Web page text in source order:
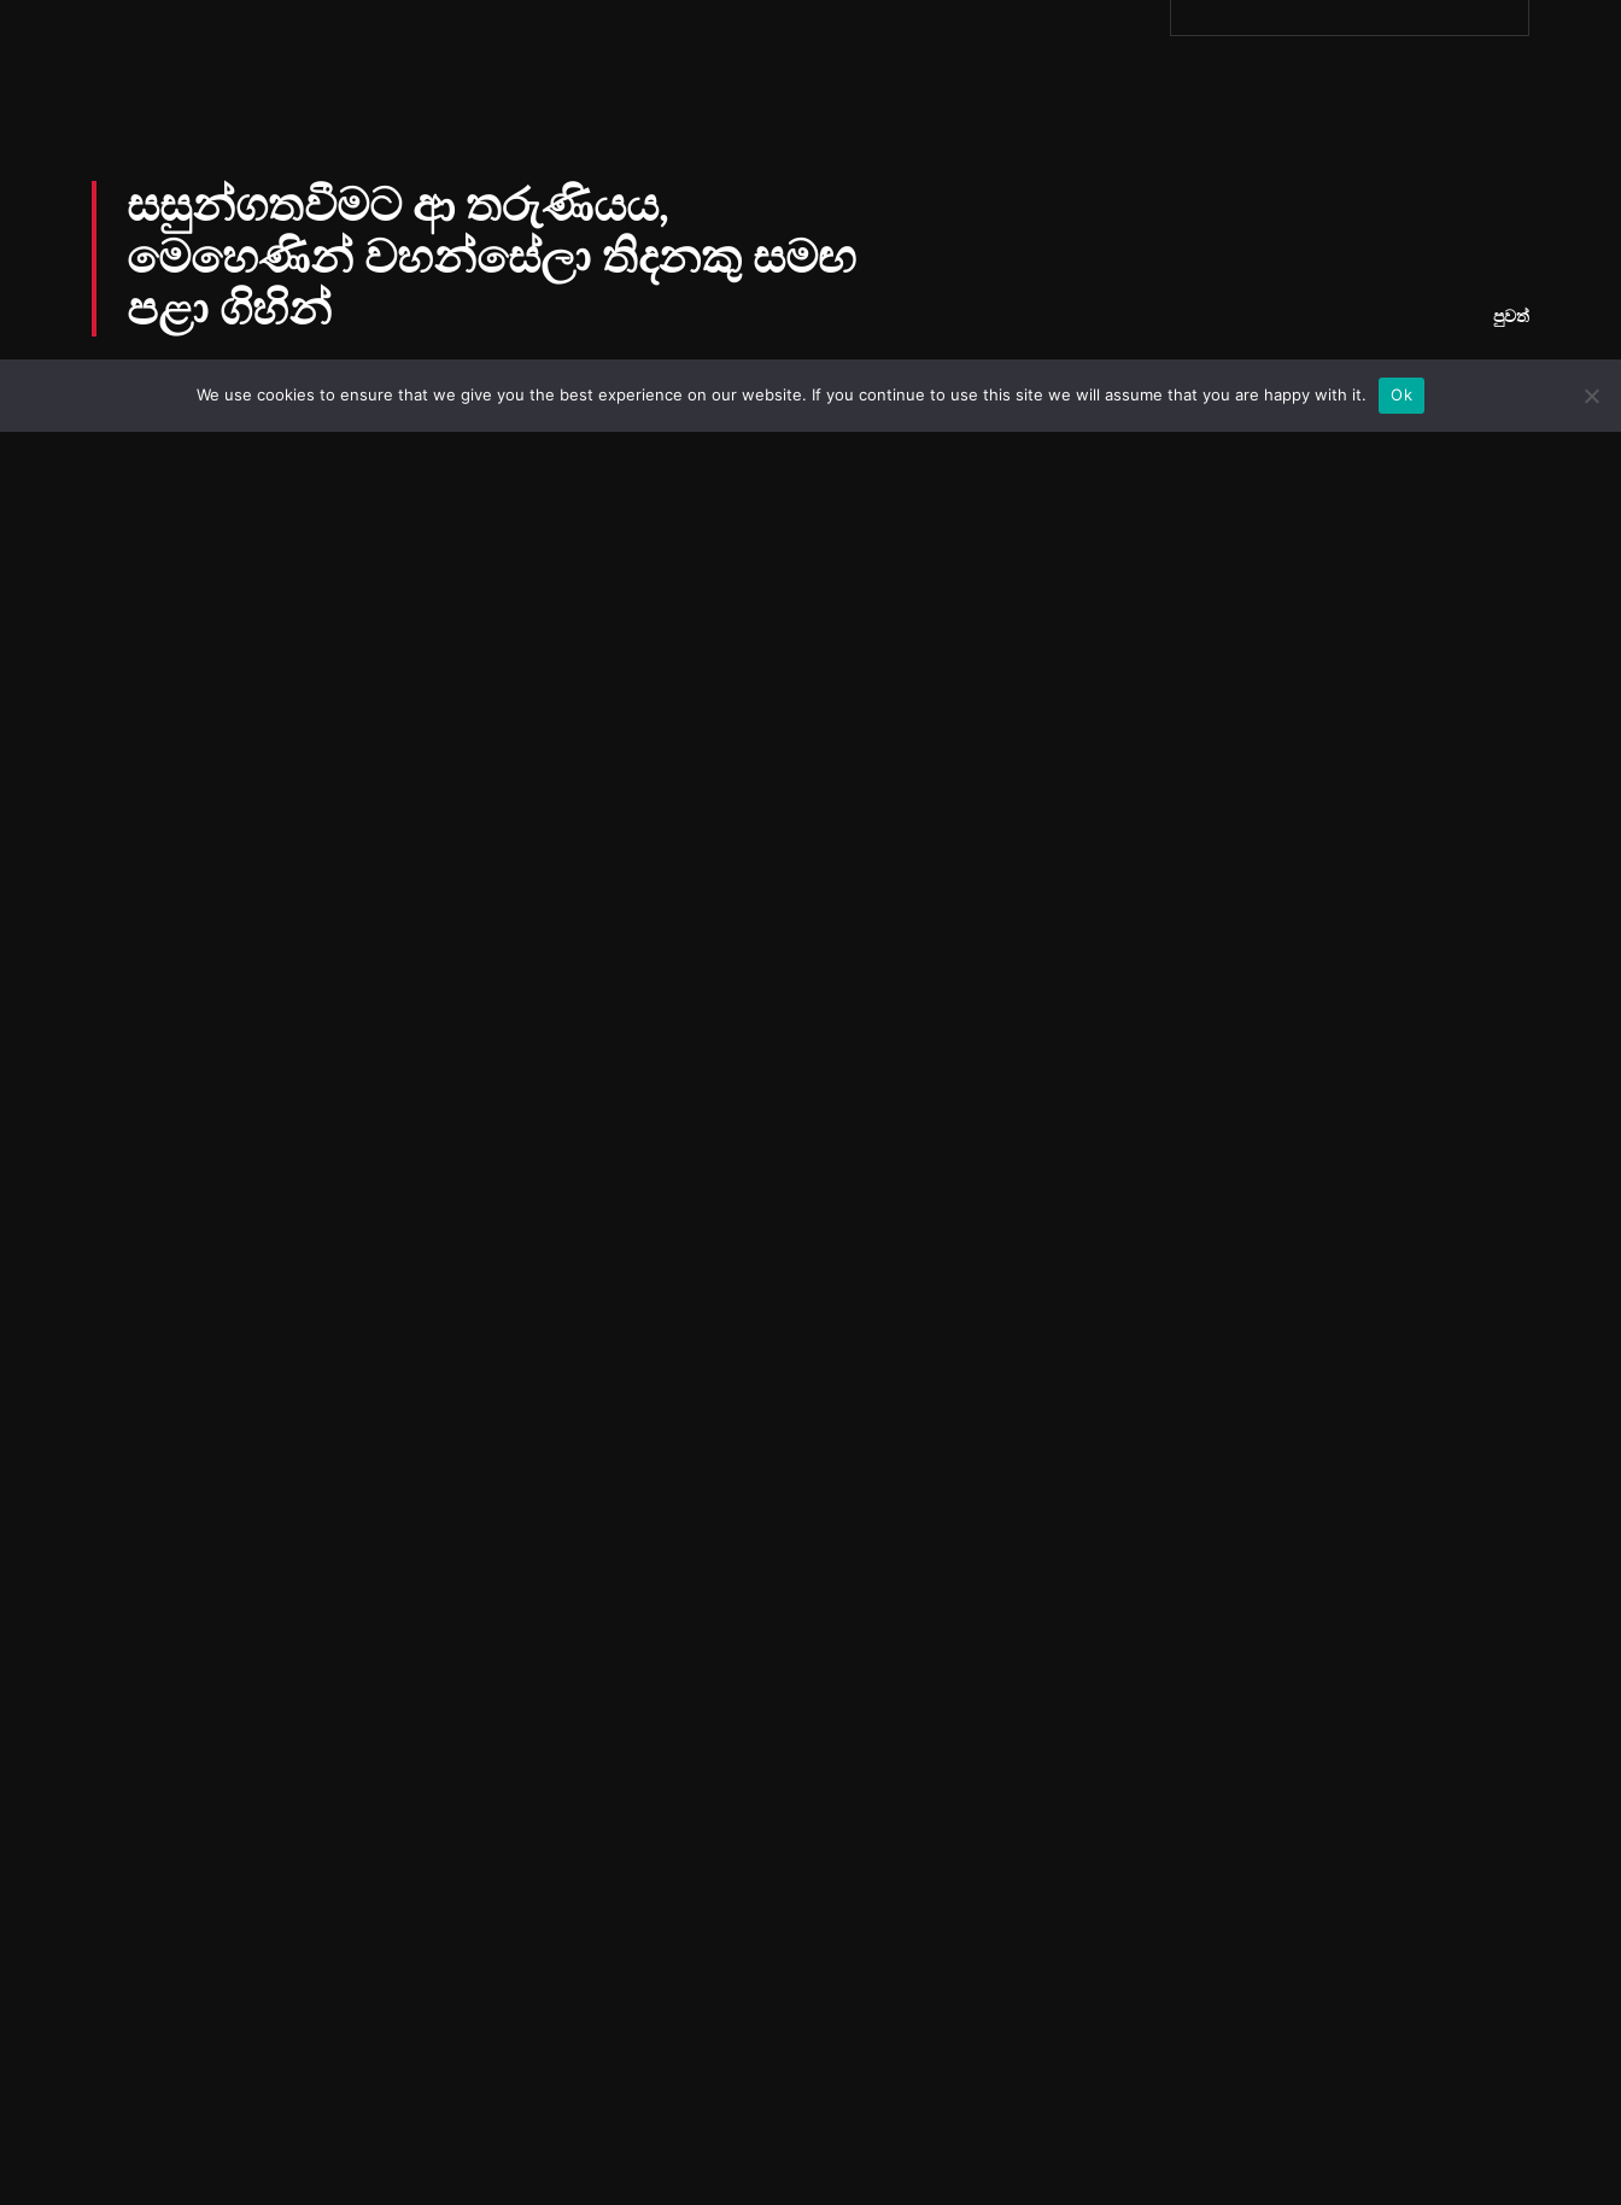
We use cookies to ensure that we give you the best experience on our website. If you continue to use this site we will assume that you are happy with it. Ok